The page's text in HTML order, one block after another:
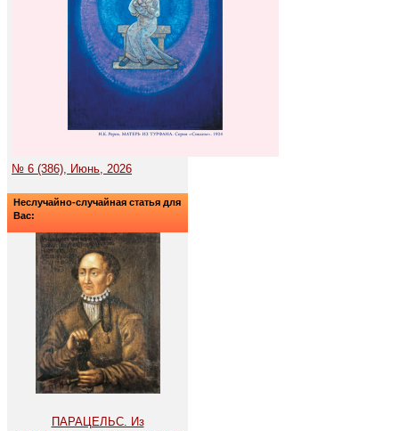
№ 6 (386), Июнь, 2026
Неслучайно-случайная статья для
Вас:
ПАРАЦЕЛЬС. Из